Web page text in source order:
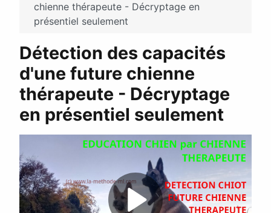
chienne thérapeute - Décryptage en
présentiel seulement
Détection des capacités
d'une future chienne
thérapeute - Décryptage
en présentiel seulement